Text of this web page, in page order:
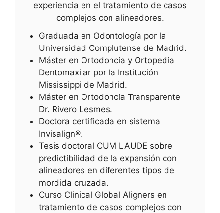
experiencia en el tratamiento de casos
complejos con alineadores.
Graduada en Odontología por la
Universidad Complutense de Madrid.
Máster en Ortodoncia y Ortopedia
Dentomaxilar por la Institución
Mississippi de Madrid.
Máster en Ortodoncia Transparente
Dr. Rivero Lesmes.
Doctora certificada en sistema
Invisalign®.
Tesis doctoral CUM LAUDE sobre
predictibilidad de la expansión con
alineadores en diferentes tipos de
mordida cruzada.
Curso Clinical Global Aligners en
tratamiento de casos complejos con